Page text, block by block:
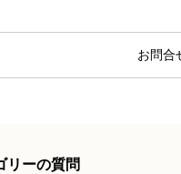
お問合
リーの質問